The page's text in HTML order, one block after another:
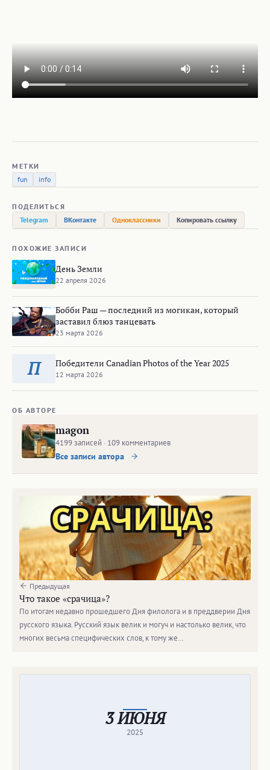
МЕТКИ
fun
info
ПОДЕЛИТЬСЯ
Telegram
ВКонтакте Одноклассники Копировать ссылку
ПОХОЖИЕ ЗАПИСИ
День Земли
22 апреля 2026
Бобби Раш — последний из могикан, который
заставил блюз танцевать
23 марта 2026
П Победители Canadian Photos of the Year 2025
12 марта 2026
ОБ АВТОРЕ
magon
4199 записей · 109 комментариев
Все записи автора
Предыдущая
Что такое «срачица»?
По итогам недавно прошедшего Дня филолога и в преддверии Дня
русского языка. Русский язык велик и могуч и настолько велик, что
многих весьма специфических слов, к тому же…
3 ИЮНЯ
2025